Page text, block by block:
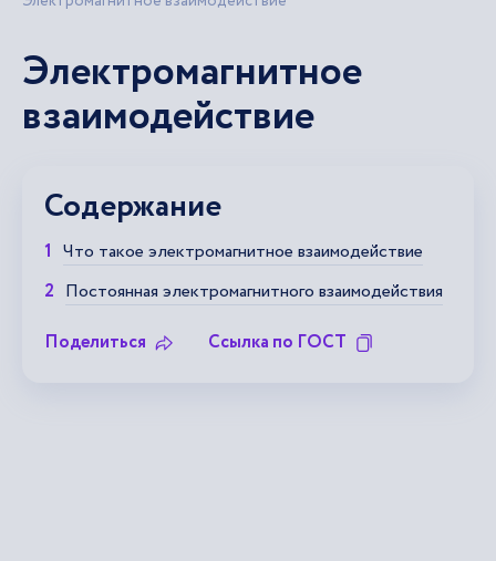
Электромагнитное
взаимодействие
Содержание
Что такое электромагнитное взаимодействие
Постоянная электромагнитного взаимодействия
Поделиться
Ссылка по ГОСТ